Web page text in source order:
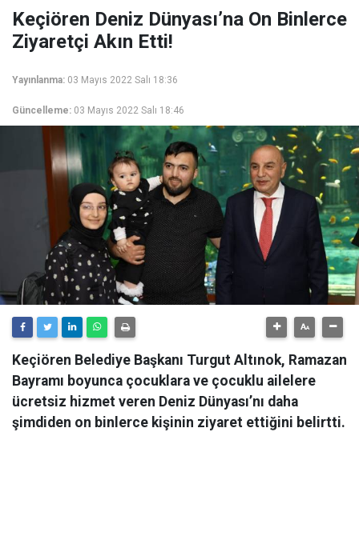
Keçiören Deniz Dünyası’na On Binlerce
Ziyaretçi Akın Etti!
Yayınlanma: 03 Mayıs 2022 Salı 18:36
Güncelleme: 03 Mayıs 2022 Salı 18:46
Keçiören Belediye Başkanı Turgut Altınok, Ramazan
Bayramı boyunca çocuklara ve çocuklu ailelere
ücretsiz hizmet veren Deniz Dünyası’nı daha
şimdiden on binlerce kişinin ziyaret ettiğini belirtti.